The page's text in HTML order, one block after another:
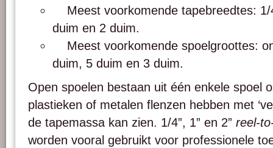
Meest voorkomende tapebreedtes: 1/
duim en 2 duim.
Meest voorkomende spoelgroottes:
duim, 5 duim en 3 duim.
Open spoelen bestaan uit één enkele spoel
plastieken of metalen flenzen hebben met
de tapemassa kan zien. 1/4”, 1” en 2” reel-
worden vooral gebruikt voor professionele